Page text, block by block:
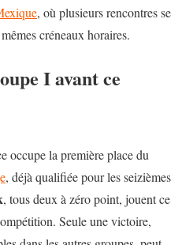
, où plusieurs rencontres se
créneaux horaires.
I avant ce
occupe la première place du
, déjà qualifiée pour les seizièmes
, tous deux à zéro point, jouent ce
Seule une victoire,